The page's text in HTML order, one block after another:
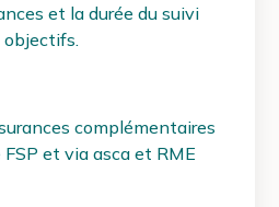
et la durée du suivi
complémentaires
et via asca et RME